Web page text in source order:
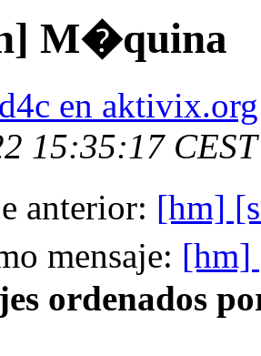
M�quina
en aktivix.org
15:35:17
anterior: [hm]
mensaje:
ordenados